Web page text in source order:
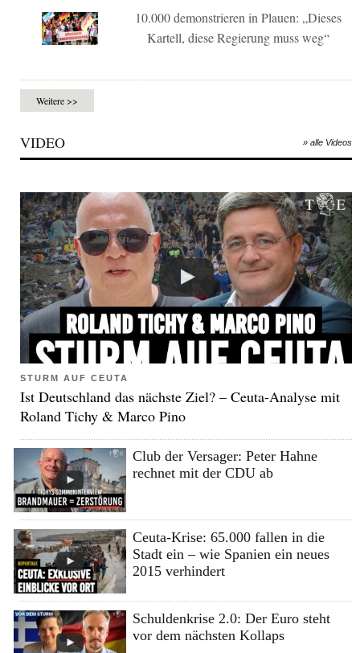
10.000 demonstrieren in Plauen: „Dieses
Kartell, diese Regierung muss weg“
Weitere >>
VIDEO » alle Videos
STURM AUF CEUTA
Ist Deutschland das nächste Ziel? – Ceuta-Analyse mit
Roland Tichy & Marco Pino
Club der Versager: Peter Hahne
rechnet mit der CDU ab
Ceuta-Krise: 65.000 fallen in die
Stadt ein – wie Spanien ein neues
2015 verhindert
Schuldenkrise 2.0: Der Euro steht
vor dem nächsten Kollaps